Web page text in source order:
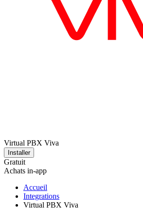
Virtual PBX Viva
Installer
Gratuit
Achats in-app
Accueil
Integrations
Virtual PBX Viva